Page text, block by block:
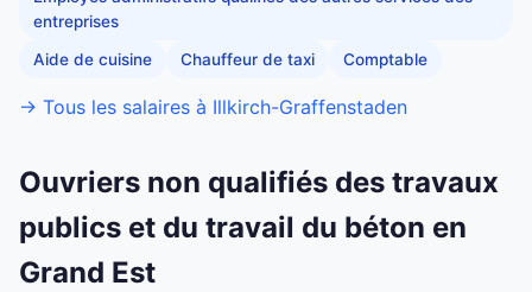
entreprises
Aide de cuisine Chauffeur de taxi Comptable
→ Tous les salaires à Illkirch-Graffenstaden
Ouvriers non qualifiés des travaux
publics et du travail du béton en
Grand Est